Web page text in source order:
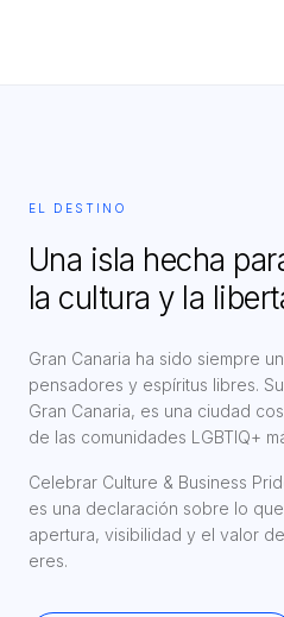
EL DESTINO
Una isla hecha
la cultura y la
Gran Canaria ha sido siempre
pensadores y espíritus libres.
Gran Canaria, es una ciudad
de las comunidades LGBTIQ+
Celebrar Culture & Business
es una declaración sobre lo
apertura, visibilidad y el valor
eres.